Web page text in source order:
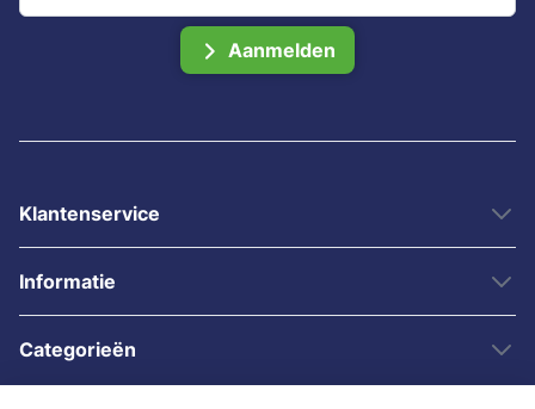
Aanmelden
Klantenservice
Informatie
Categorieën